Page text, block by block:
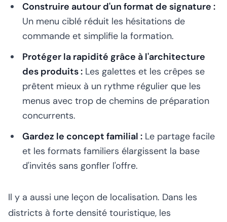
Construire autour d'un format de signature :
Un menu ciblé réduit les hésitations de
commande et simplifie la formation.
Protéger la rapidité grâce à l'architecture
des produits : Les galettes et les crêpes se
prêtent mieux à un rythme régulier que les
menus avec trop de chemins de préparation
concurrents.
Gardez le concept familial : Le partage facile
et les formats familiers élargissent la base
d'invités sans gonfler l'offre.
Il y a aussi une leçon de localisation. Dans les
districts à forte densité touristique, les